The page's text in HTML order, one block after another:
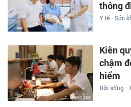
thông
Y tế - Sức
Kiên
chậm
hiểm
Đời sống -